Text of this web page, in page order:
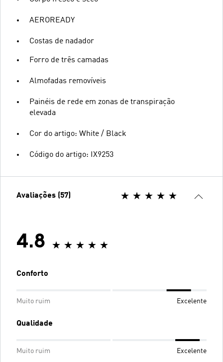
AEROREADY
Costas de nadador
Forro de três camadas
Almofadas removíveis
Painéis de rede em zonas de transpiração
elevada
Cor do artigo: White / Black
Código do artigo: IX9253
Avaliações (57)
4.8
Conforto
Muito ruim Excelente
Qualidade
Muito ruim Excelente